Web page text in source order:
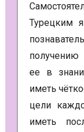
Турецким
ее в
иметь
цели
иметь